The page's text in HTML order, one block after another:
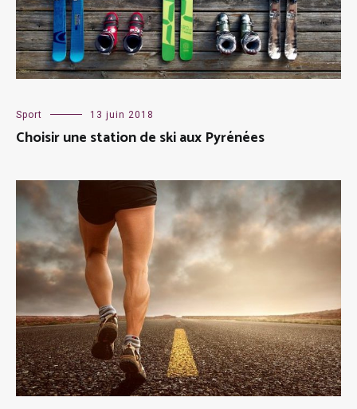
Sport 13 juin 2018
Choisir une station de ski aux Pyrénées